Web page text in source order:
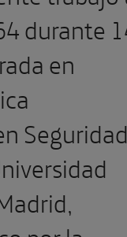
durante
en